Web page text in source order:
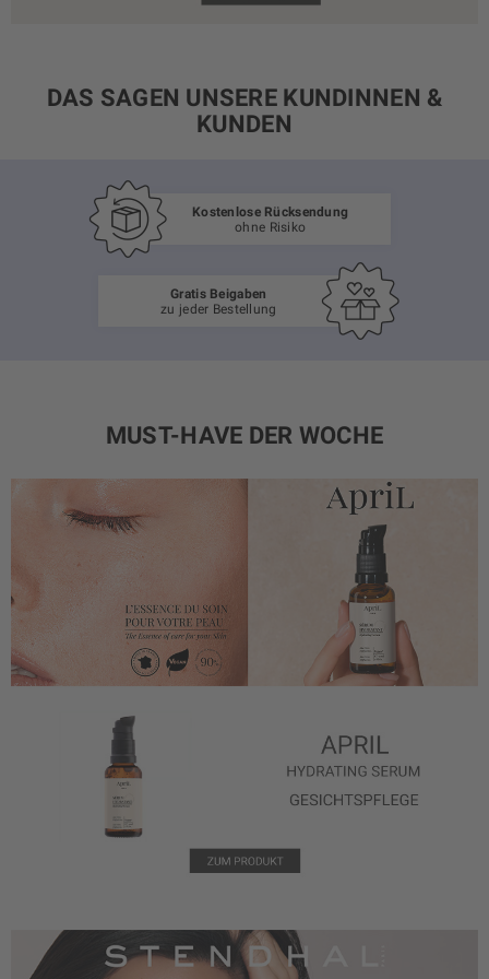
DAS SAGEN UNSERE KUNDINNEN &
KUNDEN
Kostenlose Rücksendung
ohne Risiko
Gratis Beigaben
zu jeder Bestellung
MUST-HAVE DER WOCHE